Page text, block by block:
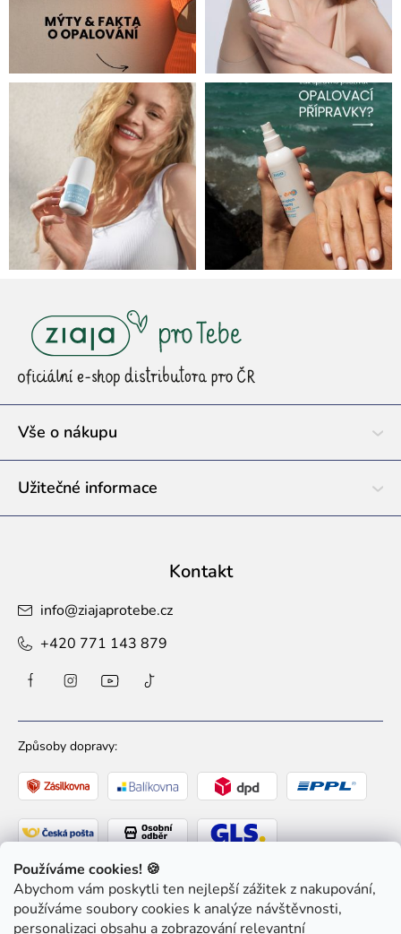
Používáme cookies! 🍪
Abychom vám poskytli ten nejlepší zážitek z nakupování,
používáme soubory cookies k analýze návštěvnosti,
personalizaci obsahu a zobrazování relevantní
t
Vše o nákupu
Užitečné informace
Kontakt
info@ziajaprotebe.cz
+420 771 143 879
Způsoby dopravy:
Způsoby platby: